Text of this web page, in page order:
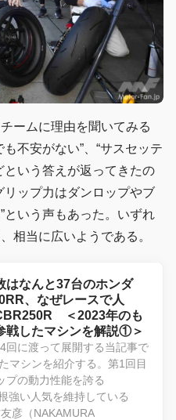
ームに理由を聞いてみる
不安がない”、“サスセッテ
という答えが返ってきたの
リップ力はダンロップやブ
という声もあった。いずれ
相当に広いようである。
はなんと37台のホンダ
、なぜレースで人
＜2023年のも
戦したマシンを解説①＞
回に渡って展開する当記事で
マシンを紹介する。第1回目
プの動力性能を誇る
強い人気を維持している
彦（NAKAMURA